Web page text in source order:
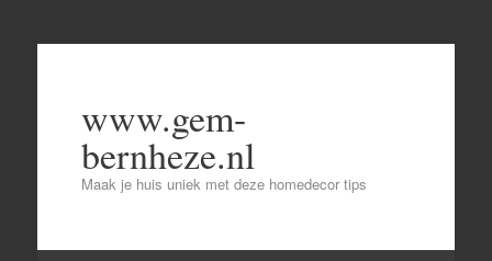
www.gem-
bernheze.nl
Maak je huis uniek met deze homedecor tips